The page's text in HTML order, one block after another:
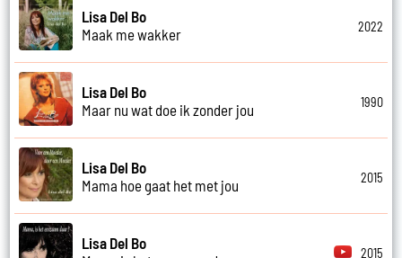
Lisa Del Bo
Maak me wakker
2022
Lisa Del Bo
Maar nu wat doe ik zonder jou
1990
Lisa Del Bo
Mama hoe gaat het met jou
2015
Lisa Del Bo
2015